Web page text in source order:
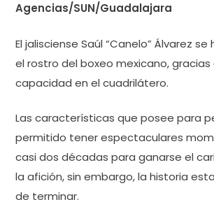
Agencias/SUN/Guadalajara
El jalisciense Saúl “Canelo” Álvarez
el rostro del boxeo mexicano,
capacidad en el cuadrilátero.
Las características que posee para
permitido tener espectaculares
casi dos décadas para ganarse el
la afición, sin embargo, la historia
de terminar.